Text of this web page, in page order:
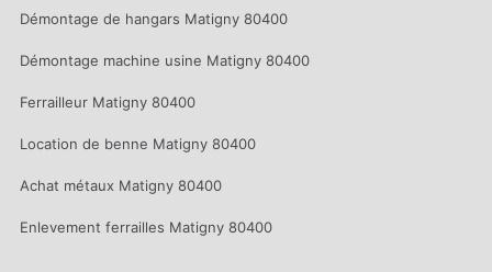
Démontage de hangars Matigny 80400
Démontage machine usine Matigny 80400
Ferrailleur Matigny 80400
Location de benne Matigny 80400
Achat métaux Matigny 80400
Enlevement ferrailles Matigny 80400